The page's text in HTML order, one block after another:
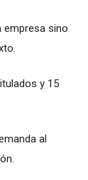
empresa sino
y 15
al